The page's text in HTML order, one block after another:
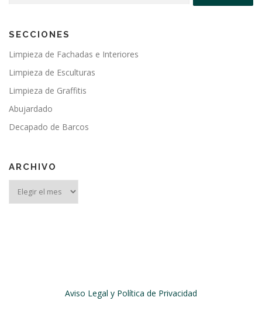
SECCIONES
Limpieza de Fachadas e Interiores
Limpieza de Esculturas
Limpieza de Graffitis
Abujardado
Decapado de Barcos
ARCHIVO
Aviso Legal y Política de Privacidad